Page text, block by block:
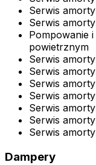
Serwis
Serwis
Pompowanie
powietrznym
Serwis
Serwis
Serwis
Serwis
Serwis
Serwis
Serwis
Dampery